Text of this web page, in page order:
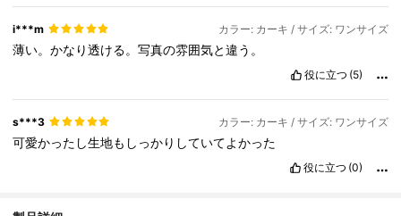
になりました💦購入検討中の方は参考にしていただけると☺️
i***m カラー: カーキ / サイズ: ワンサイズ
薄い。かなり透ける。写真の雰囲気と違う。
役に立つ (5)
s***3 カラー: カーキ / サイズ: ワンサイズ
可愛かったし生地もしっかりしていてよかった
役に立つ (0)